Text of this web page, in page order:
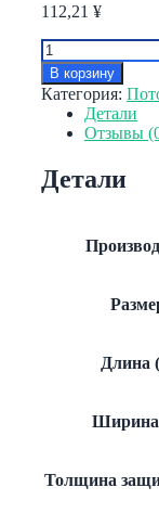
112,21 ¥
Количество
товара
Потолок
Грильято
(Cesal)
В корзину
Категория:
Детали
Отзывы
Детали
Длина
Толщина